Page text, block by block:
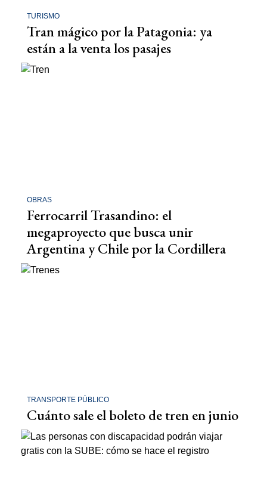
TURISMO
Tran mágico por la Patagonia: ya
están a la venta los pasajes
OBRAS
Ferrocarril Trasandino: el
megaproyecto que busca unir
Argentina y Chile por la Cordillera
TRANSPORTE PÚBLICO
Cuánto sale el boleto de tren en junio